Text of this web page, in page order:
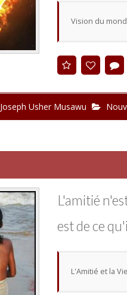
Vision du
Joseph Usher Musawu
L'amitié
est de ce
L'Amitié et la Vie